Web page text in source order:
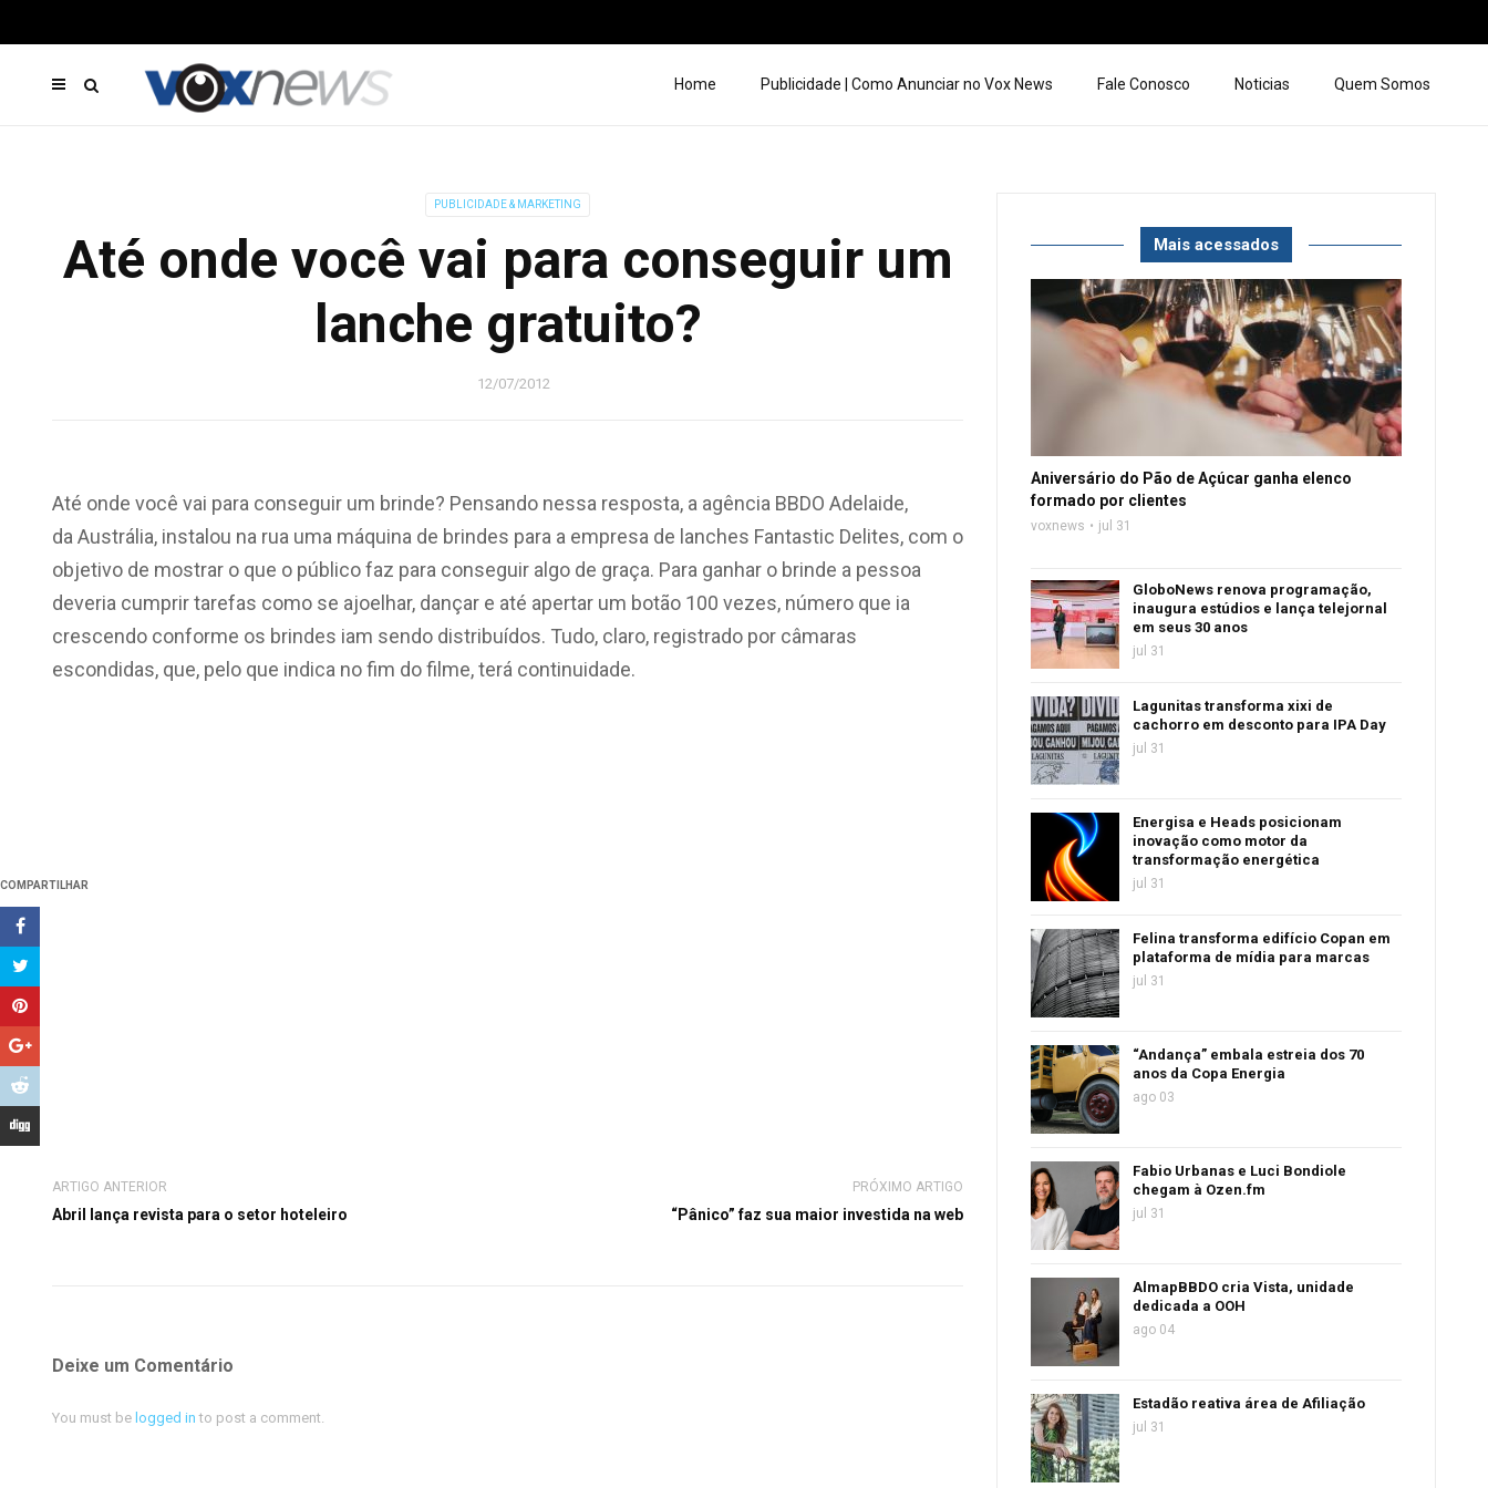
Home Publicidade | Como Anunciar no Vox News Fale Conosco Noticias Quem Somos
PUBLICIDADE & MARKETING
Até onde você vai para conseguir um
lanche gratuito?
12/07/2012
COMPARTILHAR
Até onde você vai para conseguir um brinde? Pensando nessa resposta, a agência BBDO Adelaide,
da Austrália, instalou na rua uma máquina de brindes para a empresa de lanches Fantastic Delites, com o
objetivo de mostrar o que o público faz para conseguir algo de graça. Para ganhar o brinde a pessoa
deveria cumprir tarefas como se ajoelhar, dançar e até apertar um botão 100 vezes, número que ia
crescendo conforme os brindes iam sendo distribuídos. Tudo, claro, registrado por câmaras
escondidas, que, pelo que indica no fim do filme, terá continuidade.
ARTIGO ANTERIOR
Abril lança revista para o setor hoteleiro
PRÓXIMO ARTIGO
“Pânico” faz sua maior investida na web
Deixe um Comentário
You must be logged in to post a comment.
Mais acessados
Aniversário do Pão de Açúcar ganha elenco
formado por clientes
voxnews jul 31
GloboNews renova programação,
inaugura estúdios e lança telejornal
em seus 30 anos
jul 31
Lagunitas transforma xixi de
cachorro em desconto para IPA Day
jul 31
Energisa e Heads posicionam
inovação como motor da
transformação energética
jul 31
Felina transforma edifício Copan em
plataforma de mídia para marcas
jul 31
“Andança” embala estreia dos 70
anos da Copa Energia
ago 03
Fabio Urbanas e Luci Bondiole
chegam à Ozen.fm
jul 31
AlmapBBDO cria Vista, unidade
dedicada a OOH
ago 04
Estadão reativa área de Afiliação
jul 31